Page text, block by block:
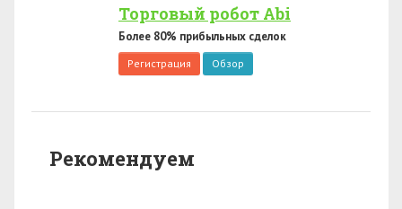
Торговый робот Abi
Более 80% прибыльных сделок
Регистрация Обзор
Рекомендуем